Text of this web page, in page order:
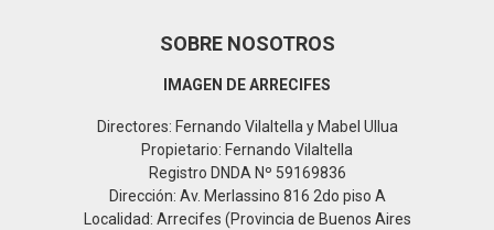
SOBRE NOSOTROS
IMAGEN DE ARRECIFES
Directores: Fernando Vilaltella y Mabel Ullua
Propietario: Fernando Vilaltella
Registro DNDA Nº 59169836
Dirección: Av. Merlassino 816 2do piso A
Localidad: Arrecifes (Provincia de Buenos Aires